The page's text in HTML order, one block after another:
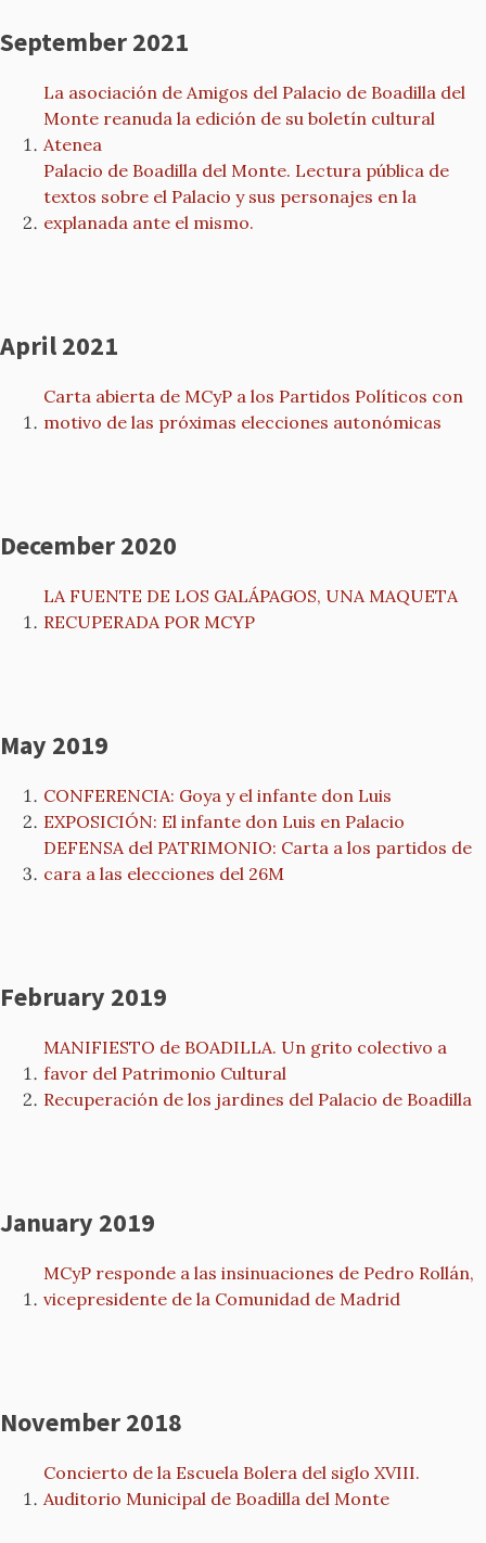
September 2021
La asociación de Amigos del Palacio de Boadilla del
Monte reanuda la edición de su boletín cultural
Atenea
Palacio de Boadilla del Monte. Lectura pública de
textos sobre el Palacio y sus personajes en la
explanada ante el mismo.
April 2021
Carta abierta de MCyP a los Partidos Políticos con
motivo de las próximas elecciones autonómicas
December 2020
LA FUENTE DE LOS GALÁPAGOS, UNA MAQUETA
RECUPERADA POR MCYP
May 2019
CONFERENCIA: Goya y el infante don Luis
EXPOSICIÓN: El infante don Luis en Palacio
DEFENSA del PATRIMONIO: Carta a los partidos de
cara a las elecciones del 26M
February 2019
MANIFIESTO de BOADILLA. Un grito colectivo a
favor del Patrimonio Cultural
Recuperación de los jardines del Palacio de Boadilla
January 2019
MCyP responde a las insinuaciones de Pedro Rollán,
vicepresidente de la Comunidad de Madrid
November 2018
Concierto de la Escuela Bolera del siglo XVIII.
Auditorio Municipal de Boadilla del Monte